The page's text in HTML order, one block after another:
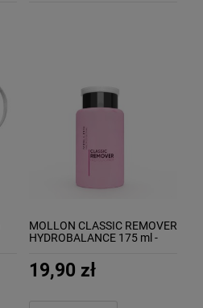
MOLLON CLASSIC REMOVER
HYDROBALANCE 175 ml -
zmywacz do paznokci -
UWAGA, PRODUKT W
19,90 zł